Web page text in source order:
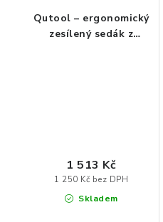
Qutool – ergonomický
zesílený sedák z
Skladem
1 250 Kč bez DPH
1 513 Kč